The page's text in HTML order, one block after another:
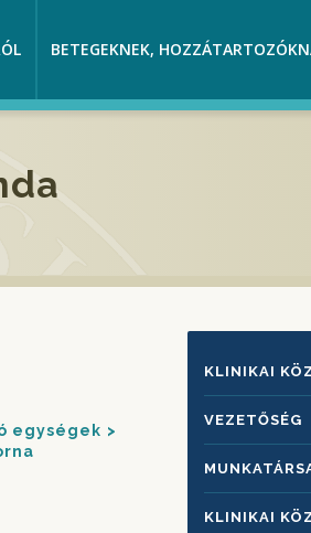
BETEGEKNEK,
egységek
KLINIKAI
KLINIKAI
VEZETŐSÉG
KLINIKAI